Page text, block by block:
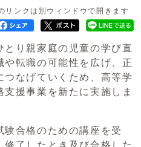
リンクは別ウィンドウで開きます
り親家庭の児童の学び直
や転職の可能性を広げ、正
なげていくため、高等学
援事業を新たに実施しま
合格のための講座を受
了したとき及び合格した